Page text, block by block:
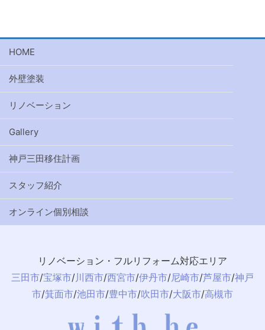
HOME
外壁塗装
リノベーション
Gallery
神戸三田移住計画
スタッフ紹介
オンライン個別相談
リノベーション・フルリフォーム対応エリア
三田市/宝塚市/川西市/西宮市/伊丹市/尼崎市/芦屋市/神戸
市/箕面市/池田市/豊中市/吹田市/大阪市/高槻市